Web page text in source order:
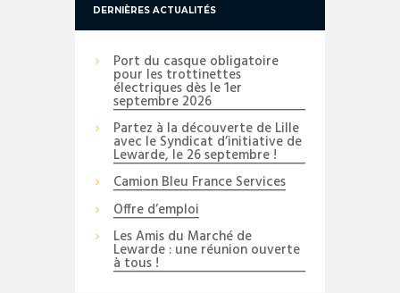
DERNIÈRES ACTUALITÉS
Port du casque obligatoire
pour les trottinettes
électriques dès le 1er
septembre 2026
Partez à la découverte de Lille
avec le Syndicat d’initiative de
Lewarde, le 26 septembre !
Camion Bleu France Services
Offre d’emploi
Les Amis du Marché de
Lewarde : une réunion ouverte
à tous !